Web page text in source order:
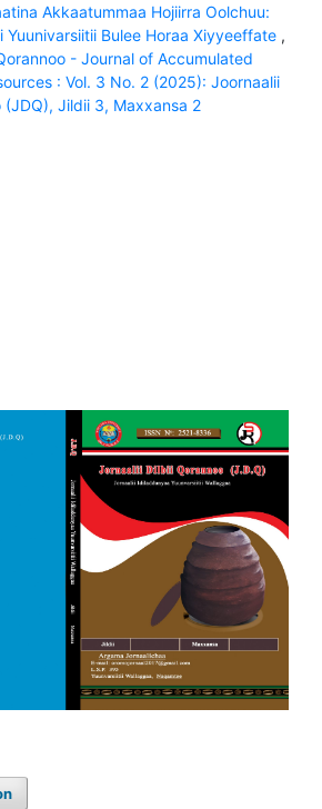
Akkaatummaa Hojiirra Oolchuu:
Yuunivarsiitii Bulee Horaa Xiyyeeffate ,
- Journal of Accumulated
: Vol. 3 No. 2 (2025): Joornaalii
(JDQ), Jildii 3, Maxxansa 2